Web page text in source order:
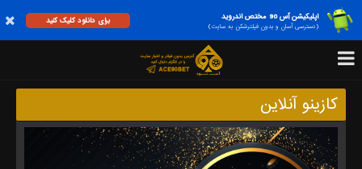
اپلیکیشن آس 90 مختص اندروید
(دسترسی آسان و بدون فیلترشکن به سایت)
برای دانلود کلیک کنید
کازینو آنلاین